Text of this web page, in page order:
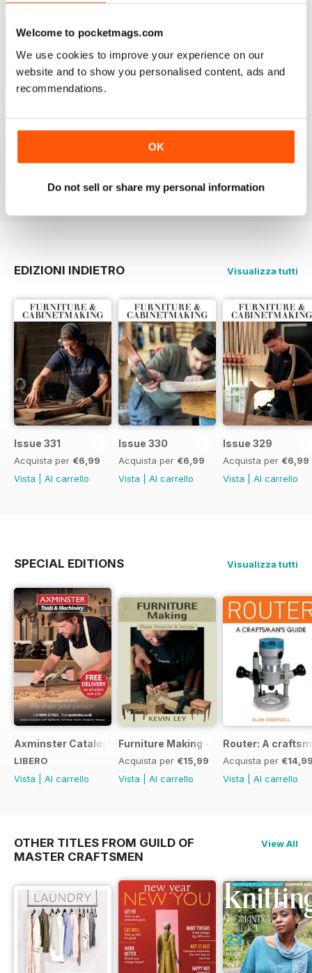
Welcome to pocketmags.com
We use cookies to improve your experience on our
website and to show you personalised content, ads and
recommendations.
OK
Do not sell or share my personal information
FURNITURE & CABINETMAKING
entire life and I fine every issue useful.
Recensito 22 febbraio 2020
EDIZIONI INDIETRO Visualizza tutti
Issue 331
Acquista per €6,99
Vista
Al carrello
Issue 330
Acquista per €6,99
Vista
Al carrello
Issue 329
Acquista per €6,99
Vista
Al carrello
SPECIAL EDITIONS Visualizza tutti
Axminster Catalogue 2019
LIBERO
Vista
Al carrello
Furniture Making - Plans, Projects &
Acquista per €15,99
Vista
Al carrello
Router: A
Acquista per
Vista
Al carrello
OTHER TITLES FROM GUILD OF
MASTER CRAFTSMEN
View All